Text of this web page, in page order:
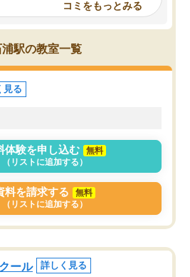
事ができま
講師の方で決
した単語帳の
で出される形
出があり、あ
た為、塾に通
。遅れも取り
方は良かった
くか相談したのですが、
ち期待したものではなく
くなってきたようなので
コミをもっとみる
駅の教室一覧
見る
体験を申し込む
無料
（リストに追加する）
料を請求する
無料
（リストに追加する）
ール 詳しく見る